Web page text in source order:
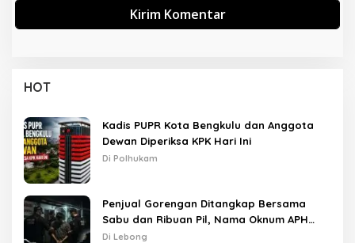
HOT
Kadis PUPR Kota Bengkulu dan Anggota
Dewan Diperiksa KPK Hari Ini
Di Polhukam
Penjual Gorengan Ditangkap Bersama
Sabu dan Ribuan Pil, Nama Oknum APH
Disebut Saat Interogasi
Di Lebong